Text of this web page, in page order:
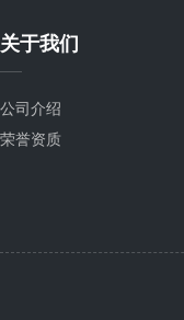
关于我们
公司介绍
荣誉资质